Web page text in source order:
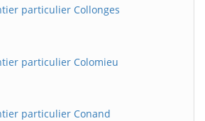
particulier Collonges
particulier Colomieu
particulier Conand